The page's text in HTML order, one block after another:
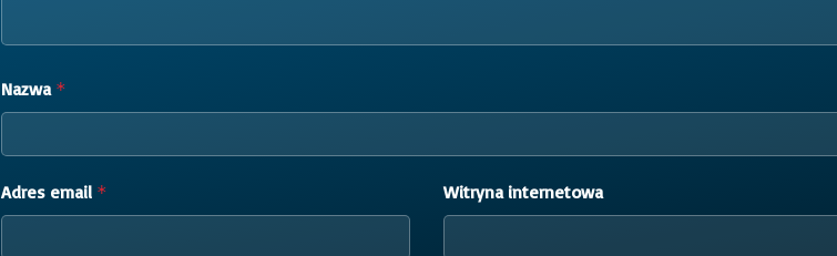
Nazwa *
Adres email * Witryna internetowa